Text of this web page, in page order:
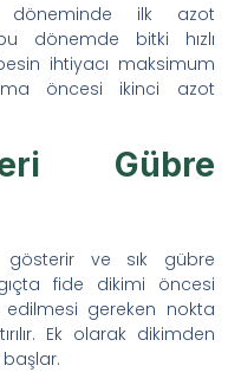
döneminde ilk azot
dönemde bitki hızlı
ihtiyacı maksimum
öncesi ikinci azot
Gübre
gösterir ve sık gübre
fide dikimi öncesi
edilmesi gereken nokta
Ek olarak dikimden